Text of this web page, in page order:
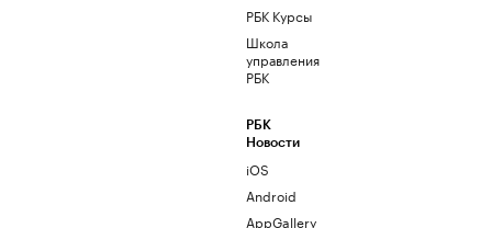
РБК Курсы
Школа
управления
РБК
РБК
Новости
iOS
Android
AppGallery